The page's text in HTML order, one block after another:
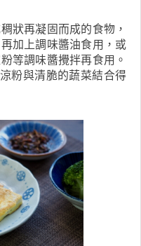
狀再凝固而成的食物，
加上調味醬油食用，或
等調味醬攪拌再食用。
粉與清脆的蔬菜結合得